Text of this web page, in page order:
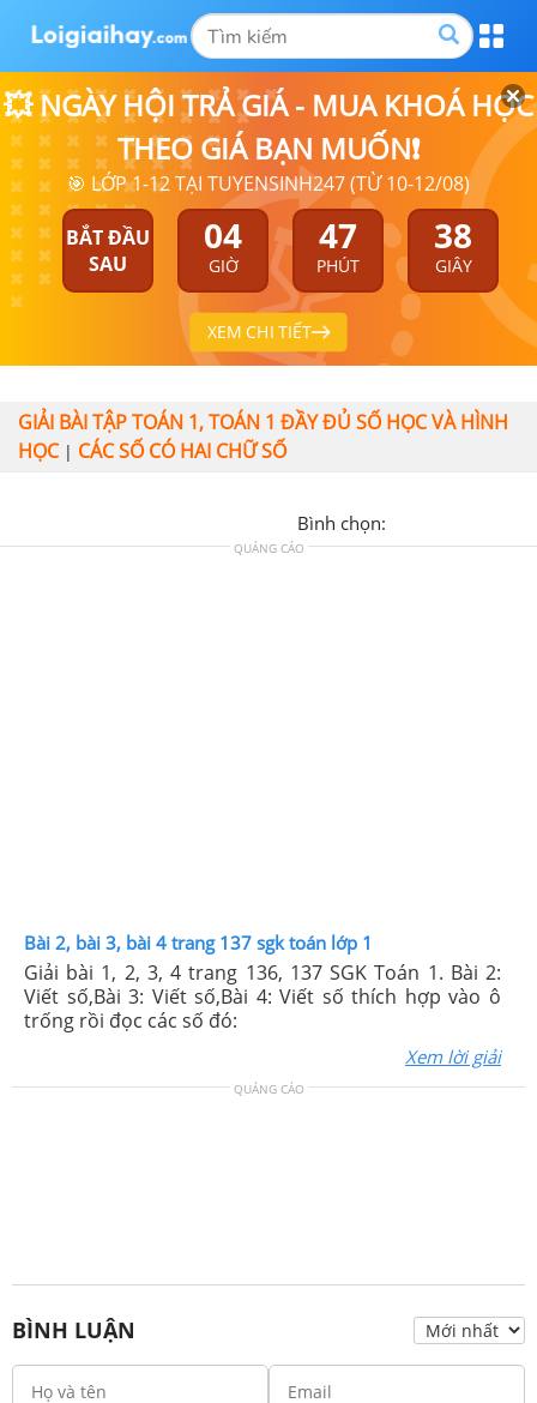
💥 NGÀY HỘI TRẢ GIÁ - MUA KHOÁ HỌC
THEO GIÁ BẠN MUỐN❗
🎯 LỚP 1-12 TẠI TUYENSINH247 (TỪ 10-12/08)
BẮT ĐẦU
SAU
04
GIỜ
47
PHÚT
38
GIÂY
XEM CHI TIẾT
GIẢI BÀI TẬP TOÁN 1, TOÁN 1 ĐẦY ĐỦ SỐ HỌC VÀ HÌNH
HỌC| CÁC SỐ CÓ HAI CHỮ SỐ
Bình chọn:
QUẢNG CÁO
Bài 2, bài 3, bài 4 trang 137 sgk toán lớp 1
Giải bài 1, 2, 3, 4 trang 136, 137 SGK Toán 1. Bài 2:
Viết số,Bài 3: Viết số,Bài 4: Viết số thích hợp vào ô
trống rồi đọc các số đó:
Xem lời giải
QUẢNG CÁO
BÌNH LUẬN